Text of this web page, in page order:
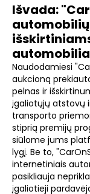
Išvada:
Naudodamiesi
aukcioną
pelnas ir
įgaliotųjų atstovų
transporto
stiprią premijų
siūlome jums
lygį. Be to,
internetiniais
pasikliauja
įgaliotieji